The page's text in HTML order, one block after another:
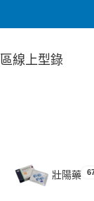
線上型錄
壯陽藥